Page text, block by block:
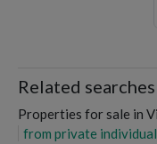
Related
Properties for sale in
from private